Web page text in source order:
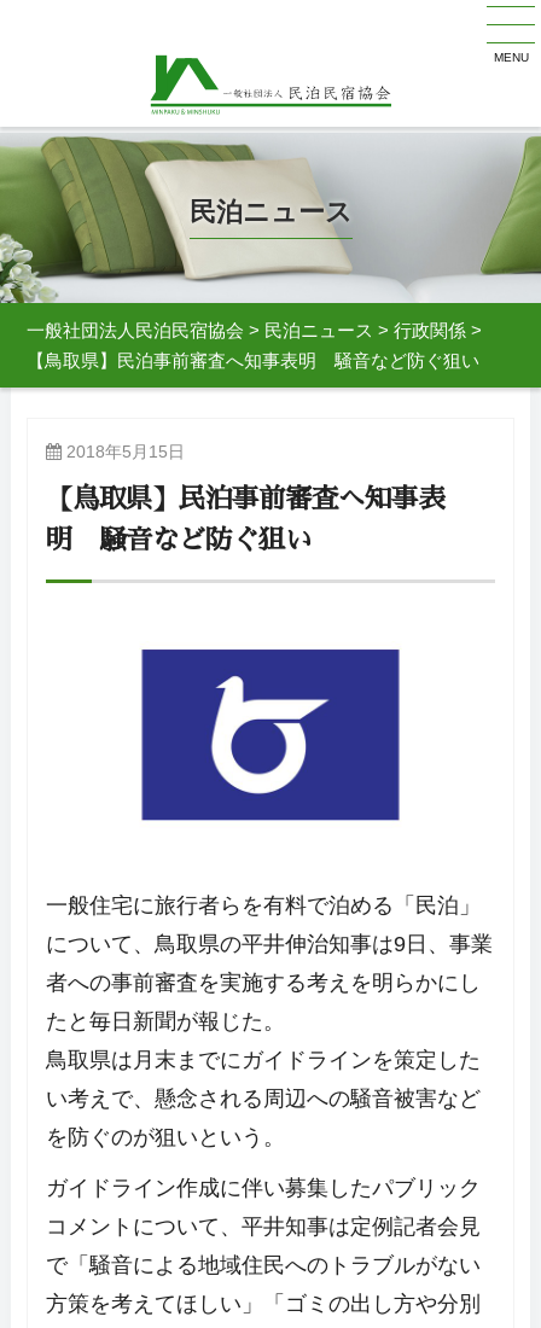
MENU
民泊ニュース
一般社団法人民泊民宿協会 > 民泊ニュース >行政関係 >
【鳥取県】民泊事前審査へ知事表明 騒音など防ぐ狙い
2018年5月15日
【鳥取県】民泊事前審査へ知事表
明 騒音など防ぐ狙い
一般住宅に旅行者らを有料で泊める「民泊」
について、鳥取県の平井伸治知事は9日、事業
者への事前審査を実施する考えを明らかにし
たと毎日新聞が報じた。
鳥取県は月末までにガイドラインを策定した
い考えで、懸念される周辺への騒音被害など
を防ぐのが狙いという。
ガイドライン作成に伴い募集したパブリック
コメントについて、平井知事は定例記者会見
で「騒音による地域住民へのトラブルがない
方策を考えてほしい」「ゴミの出し方や分別